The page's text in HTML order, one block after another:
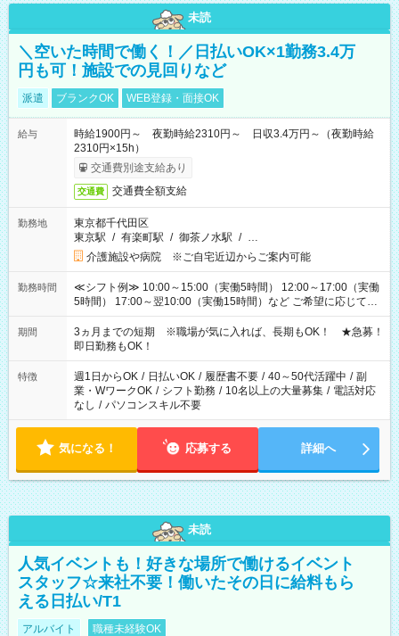
未読
＼空いた時間で働く！／日払いOK×1勤務3.4万
円も可！施設での見回りなど
派遣 ブランクOK WEB登録・面接OK
給与
時給1900円～ 夜勤時給2310円～ 日収3.4万円～（夜勤時給
2310円×15h）
交通費別途支給あり
交通費 交通費全額支給
勤務地
東京都千代田区
東京駅 / 有楽町駅 / 御茶ノ水駅 / …
介護施設や病院 ※ご自宅近辺からご案内可能
勤務時間
≪シフト例≫ 10:00～15:00（実働5時間） 12:00～17:00（実働
5時間） 17:00～翌10:00（実働15時間）など ご希望に応じて、
働く時間は調整できます！ お気軽に担当へ相談ください！
期間
3ヵ月までの短期 ※職場が気に入れば、長期もOK！ ★急募！
即日勤務もOK！
特徴 週1日からOK / 日払いOK / 履歴書不要 / 40～50代活躍中 / 副
業・WワークOK / シフト勤務 / 10名以上の大量募集 / 電話対応
なし / パソコンスキル不要
気になる！ 応募する 詳細へ
未読
人気イベントも！好きな場所で働けるイベント
スタッフ☆来社不要！働いたその日に給料もら
える日払い/T1
アルバイト 職種未経験OK